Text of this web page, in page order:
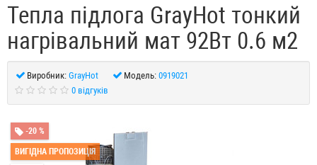
Тепла підлога GrayHot тонкий
нагрівальний мат 92Вт 0.6 м2
Виробник: GrayHot Модель: 0919021
0 відгуків
-20 %
ВИГІДНА ПРОПОЗИЦІЯ